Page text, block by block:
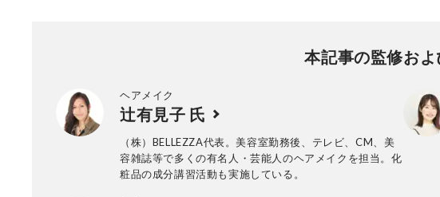
本記事の監修お
ヘアメイク
辻有見子 氏
（株）BELLEZZA代表。美容室勤務後、テレビ、CM、美
容雑誌等で多くの有名人・芸能人のヘアメイクを担当。化
粧品の成分講習活動も実施している。